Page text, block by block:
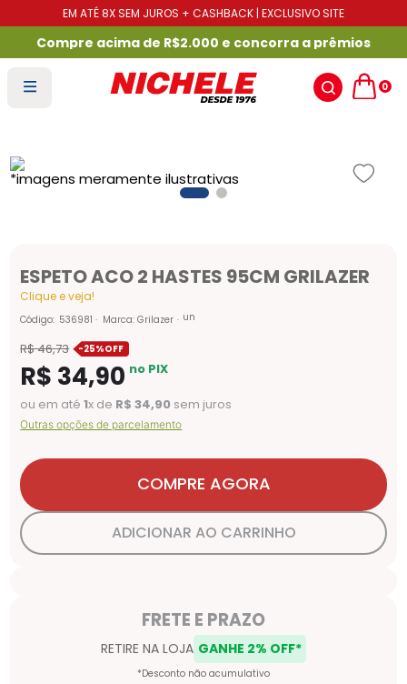
EM ATÉ 8X SEM JUROS + CASHBACK | EXCLUSIVO SITE
Compre acima de R$2.000 e concorra a prêmios
0
ESPETO ACO 2 HASTES 95CM GRILAZER
Clique e veja!
Código: 536981 Marca:Grilazer un
R$46,73 -25%
R$ 34,90 no PIX
ou em até1x de R$ 34,90 sem juros
Outras opções de parcelamento
COMPRE AGORA
ADICIONAR AO CARRINHO